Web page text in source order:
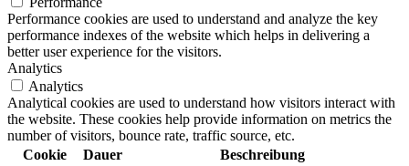
Performance cookies are used to understand and analyze the key
performance indexes of the website which helps in delivering a
better user experience for the visitors.
Analytics
Analytics
Analytical cookies are used to understand how visitors interact with
the website. These cookies help provide information on metrics the
number of visitors, bounce rate, traffic source, etc.
Cookie
Dauer Beschreibung